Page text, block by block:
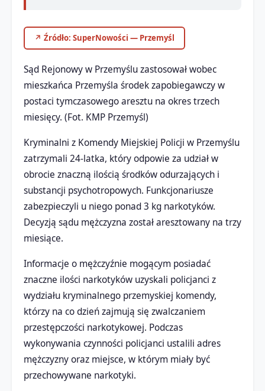
↗ Źródło: SuperNowości — Przemyśl
Sąd Rejonowy w Przemyślu zastosował wobec
mieszkańca Przemyśla środek zapobiegawczy w
postaci tymczasowego aresztu na okres trzech
miesięcy. (Fot. KMP Przemyśl)
Kryminalni z Komendy Miejskiej Policji w Przemyślu
zatrzymali 24-latka, który odpowie za udział w
obrocie znaczną ilością środków odurzających i
substancji psychotropowych. Funkcjonariusze
zabezpieczyli u niego ponad 3 kg narkotyków.
Decyzją sądu mężczyzna został aresztowany na trzy
miesiące.
Informacje o mężczyźnie mogącym posiadać
znaczne ilości narkotyków uzyskali policjanci z
wydziału kryminalnego przemyskiej komendy,
którzy na co dzień zajmują się zwalczaniem
przestępczości narkotykowej. Podczas
wykonywania czynności policjanci ustalili adres
mężczyzny oraz miejsce, w którym miały być
przechowywane narkotyki.